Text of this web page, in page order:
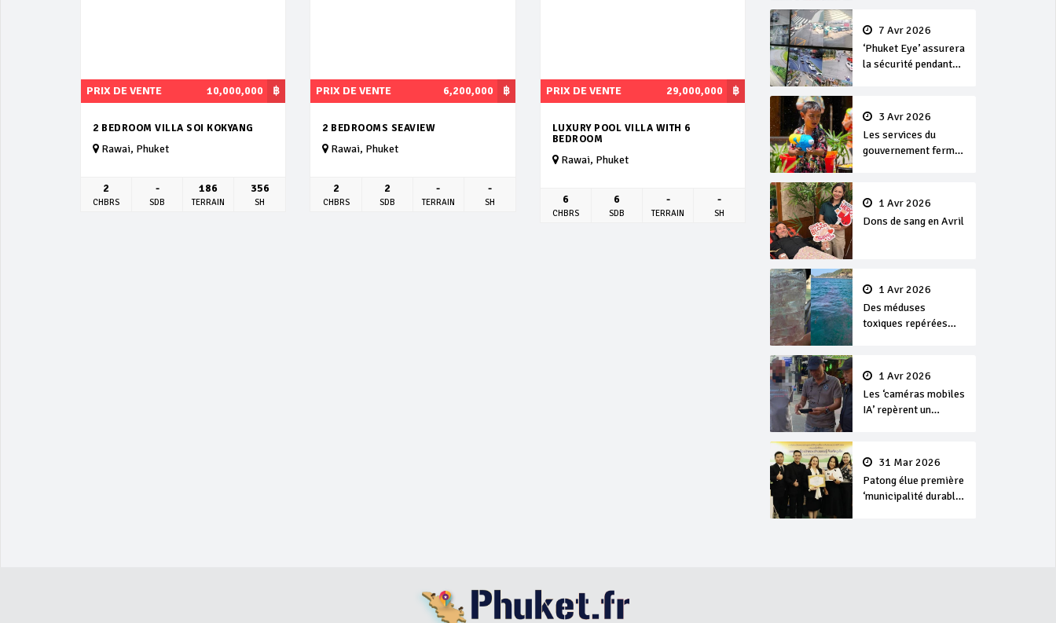
7 Avr 2026
‘Phuket Eye’ assurera
la sécurité pendant
3 Avr 2026
Les services du
gouvernement fermés
Songkran
1 Avr 2026
Dons de sang en Avril
1 Avr 2026
Des méduses
toxiques repérées
1 Avr 2026
Les ‘caméras mobiles
IA’ repèrent un
séjour31 Mar 2026
Patong élue première
‘municipalité durable’
฿
PRIX DE VENTE 10,000,000
2 BEDROOM VILLA SOI KOKYANG
Rawai, Phuket
2
CHBRS
-
SDB
186
TERRAIN
356
SH
฿
PRIX DE VENTE 6,200,000
2 BEDROOMS SEAVIEW
Rawai, Phuket
2
CHBRS
2
SDB
-
TERRAIN
-
SH
฿
PRIX DE VENTE 29,000,000
LUXURY POOL VILLA WITH 6
BEDROOM
Rawai, Phuket
6
CHBRS
6
SDB
-
TERRAIN
-
SH